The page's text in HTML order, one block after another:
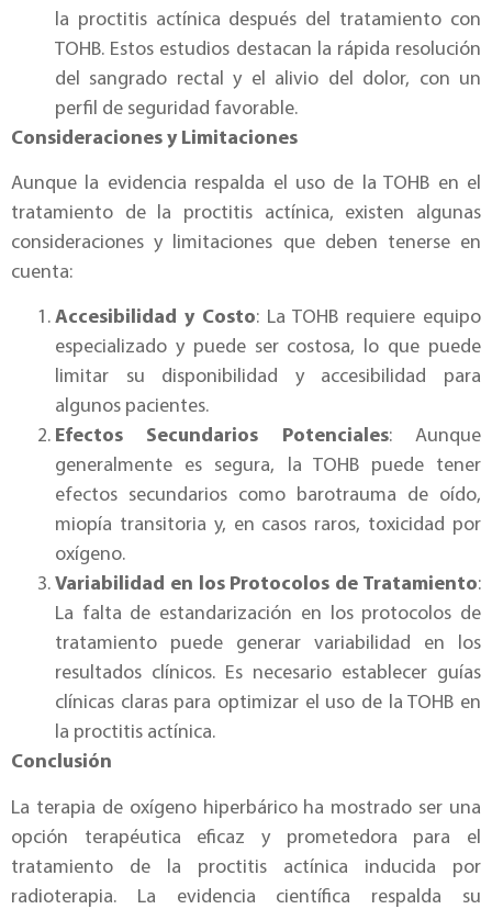
la proctitis actínica después del tratamiento con
TOHB. Estos estudios destacan la rápida resolución
del sangrado rectal y el alivio del dolor, con un
perfil de seguridad favorable.
Consideraciones y Limitaciones
Aunque la evidencia respalda el uso de la TOHB en el
tratamiento de la proctitis actínica, existen algunas
consideraciones y limitaciones que deben tenerse en
cuenta:
Accesibilidad y Costo: La TOHB requiere equipo
especializado y puede ser costosa, lo que puede
limitar su disponibilidad y accesibilidad para
algunos pacientes.
Efectos Secundarios Potenciales: Aunque
generalmente es segura, la TOHB puede tener
efectos secundarios como barotrauma de oído,
miopía transitoria y, en casos raros, toxicidad por
oxígeno.
Variabilidad en los Protocolos de Tratamiento:
La falta de estandarización en los protocolos de
tratamiento puede generar variabilidad en los
resultados clínicos. Es necesario establecer guías
clínicas claras para optimizar el uso de la TOHB en
la proctitis actínica.
Conclusión
La terapia de oxígeno hiperbárico ha mostrado ser una
opción terapéutica eficaz y prometedora para el
tratamiento de la proctitis actínica inducida por
radioterapia. La evidencia científica respalda su